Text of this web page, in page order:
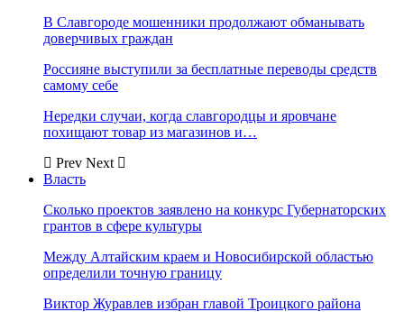
В Славгороде мошенники продолжают обманывать
доверчивых граждан
Россияне выступили за бесплатные переводы средств
самому себе
Нередки случаи, когда славгородцы и яровчане
похищают товар из магазинов и…
Prev Next
Власть
Сколько проектов заявлено на конкурс Губернаторских
грантов в сфере культуры
Между Алтайским краем и Новосибирской областью
определили точную границу
Виктор Журавлев избран главой Троицкого района